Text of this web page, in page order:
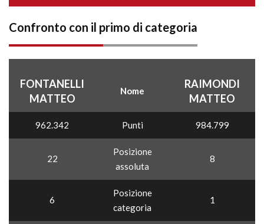
Confronto con il primo di categoria
FONTANELLI
MATTEO
Nome
RAIMONDI
MATTEO
962.342 Punti 984.799
22
Posizione
assoluta
8
6
Posizione
categoria
1